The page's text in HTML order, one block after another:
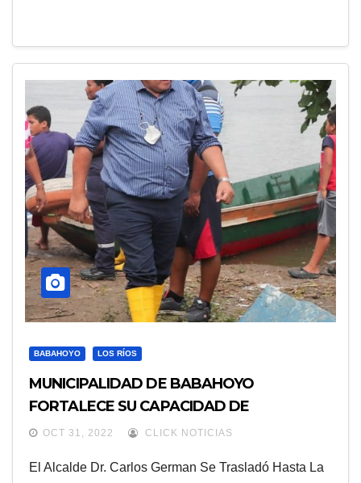
BABAHOYO LOS RÍOS
MUNICIPALIDAD DE BABAHOYO
FORTALECE SU CAPACIDAD DE
RESPUESTA ANTE EVENTOS ADVERSOS
OCT 31, 2022 CLICK NOTICIAS
El Alcalde Dr. Carlos German Se Trasladó Hasta La